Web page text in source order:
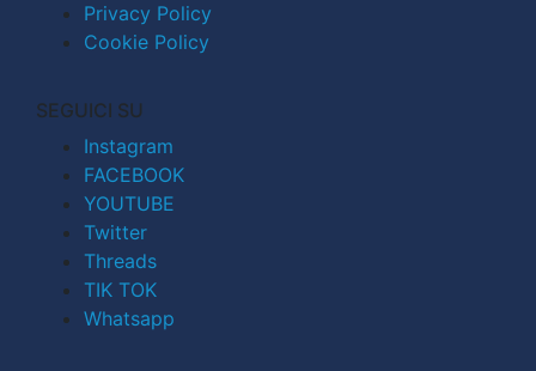
Privacy Policy
Cookie Policy
SEGUICI SU
Instagram
FACEBOOK
YOUTUBE
Twitter
Threads
TIK TOK
Whatsapp